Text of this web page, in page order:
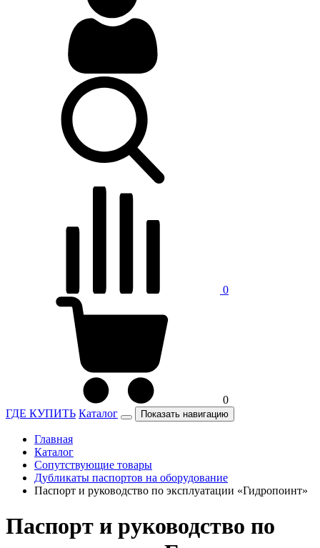
0
0
ГДЕ КУПИТЬ Каталог Показать навигацию
Главная
Каталог
Сопутствующие товары
Дубликаты паспортов на оборудование
Паспорт и руководство по эксплуатации «Гидропоинт»
Паспорт и руководство по